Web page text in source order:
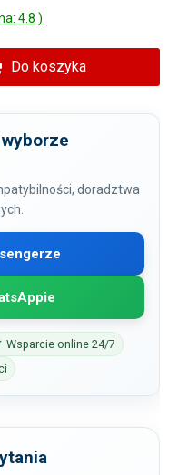
4.8 )
Do koszyka
doradztwa
Wsparcie online 24/7